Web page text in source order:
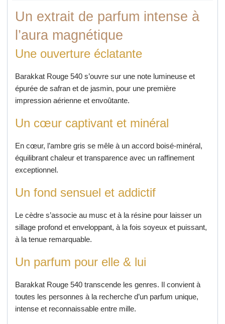
Un extrait de parfum intense à
l’aura magnétique
Une ouverture éclatante
Barakkat Rouge 540 s’ouvre sur une note lumineuse et
épurée de safran et de jasmin, pour une première
impression aérienne et envoûtante.
Un cœur captivant et minéral
En cœur, l’ambre gris se mêle à un accord boisé-minéral,
équilibrant chaleur et transparence avec un raffinement
exceptionnel.
Un fond sensuel et addictif
Le cèdre s’associe au musc et à la résine pour laisser un
sillage profond et enveloppant, à la fois soyeux et puissant,
à la tenue remarquable.
Un parfum pour elle & lui
Barakkat Rouge 540 transcende les genres. Il convient à
toutes les personnes à la recherche d’un parfum unique,
intense et reconnaissable entre mille.